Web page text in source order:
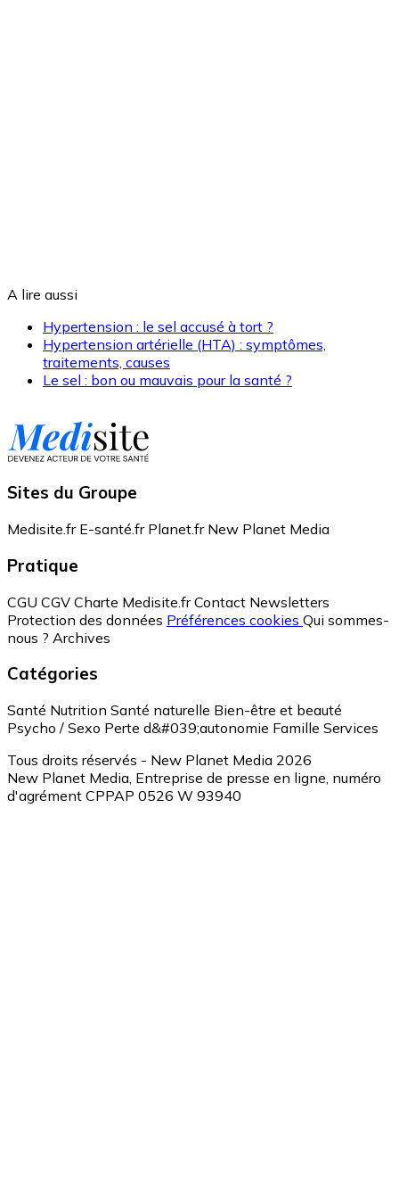
A lire aussi
Hypertension : le sel accusé à tort ?
Hypertension artérielle (HTA) : symptômes,
traitements, causes
Le sel : bon ou mauvais pour la santé ?
Sites du Groupe
Medisite.fr E-santé.fr Planet.fr New Planet Media
Pratique
CGU CGV Charte Medisite.fr Contact Newsletters
Protection des données Préférences cookies Qui sommes-
nous ? Archives
Catégories
Santé Nutrition Santé naturelle Bien-être et beauté
Psycho / Sexo Perte d&#039;autonomie Famille Services
Tous droits réservés - New Planet Media 2026
New Planet Media, Entreprise de presse en ligne, numéro
d'agrément CPPAP 0526 W 93940